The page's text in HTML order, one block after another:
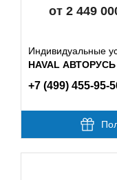
от 2 449
Индивидуальные
HAVAL
+7 (499) 455-95-